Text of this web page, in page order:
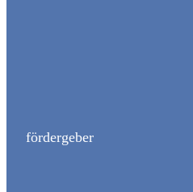
fördergeber